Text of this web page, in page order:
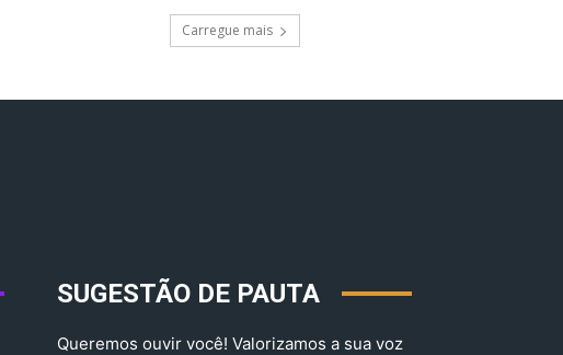
Carregue mais
SUGESTÃO DE PAUTA
Queremos ouvir você! Valorizamos a sua voz